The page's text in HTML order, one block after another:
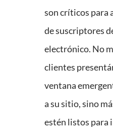
son críticos para
de suscriptores
electrónico. No
clientes
ventana
a su sitio, sino
estén listos para